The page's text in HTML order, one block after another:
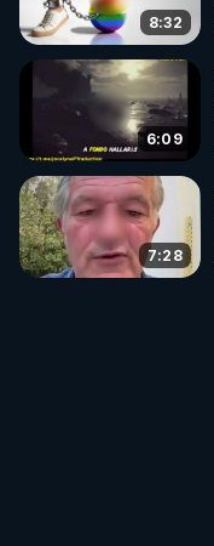
8:32
6:09
7:28